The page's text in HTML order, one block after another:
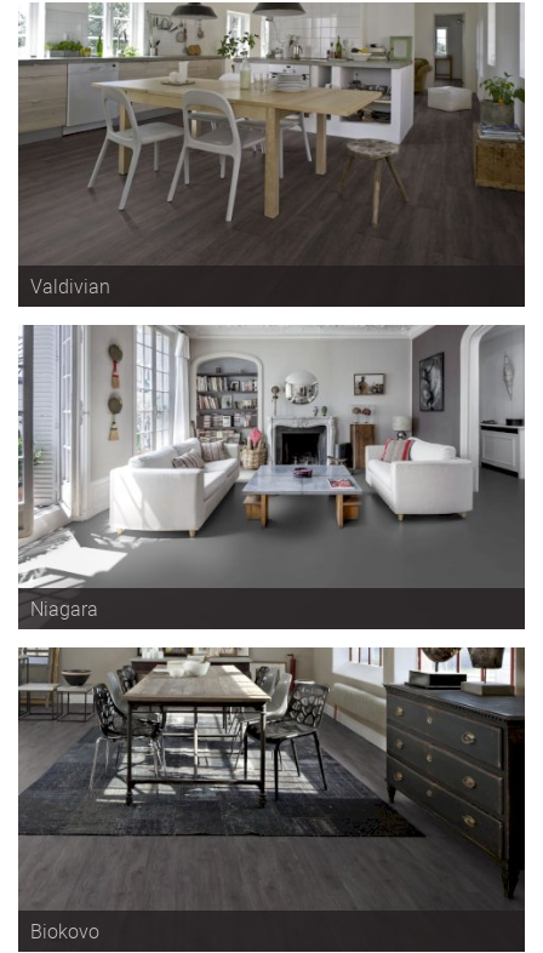
Valdivian
Niagara
Biokovo
Produse